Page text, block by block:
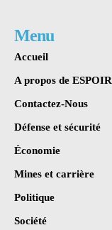
Menu
Accueil
A propos de ESPOIR
Contactez-Nous
Défense et sécurité
Économie
Mines et carrière
Politique
Société